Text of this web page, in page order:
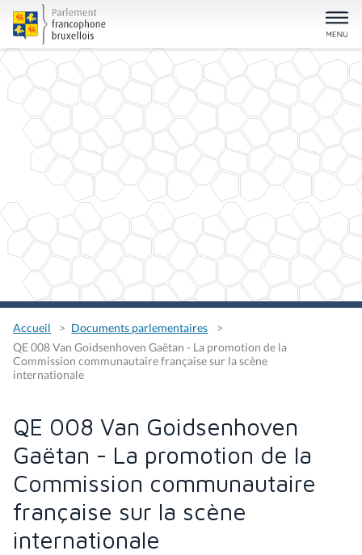
Accueil
Documents parlementaires
QE 008 Van Goidsenhoven Gaëtan - La promotion de la
Commission communautaire française sur la scène
internationale
QE 008 Van Goidsenhoven
Gaëtan - La promotion de la
Commission communautaire
française sur la scène
internationale